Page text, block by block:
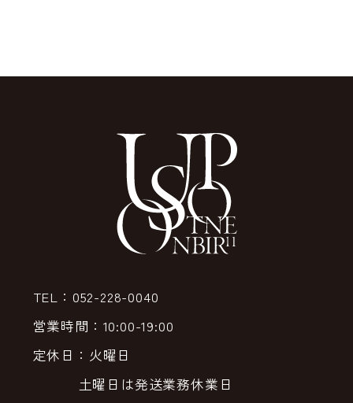
TEL：052-228-0040
営業時間：10:00-19:00
定休日：火曜日
土曜日は発送業務休業日